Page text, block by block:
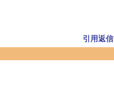
引用返信